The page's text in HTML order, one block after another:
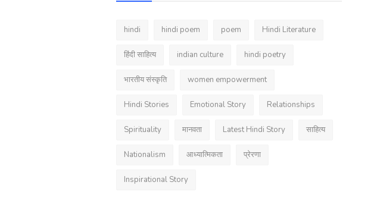
hindi hindi poem poem Hindi Literature
हिंदी साहित्य indian culture hindi poetry
भारतीय संस्कृति women empowerment
Hindi Stories Emotional Story Relationships
Spirituality मानवता Latest Hindi Story साहित्य
Nationalism आध्यात्मिकता प्रेरणा
Inspirational Story